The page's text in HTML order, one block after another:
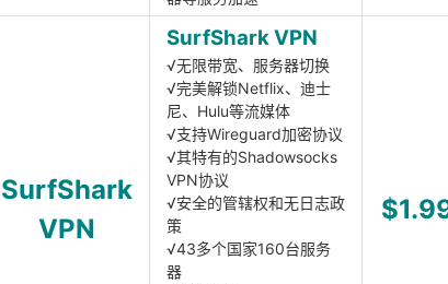
SurfShark
VPN
SurfShark VPN
√无限带宽、服务器切换
√完美解锁Netflix、迪士
尼、Hulu等流媒体
√支持Wireguard加密协议
√其特有的Shadowsocks
VPN协议
√安全的管辖权和无日志政
策
√43多个国家160台服务
器